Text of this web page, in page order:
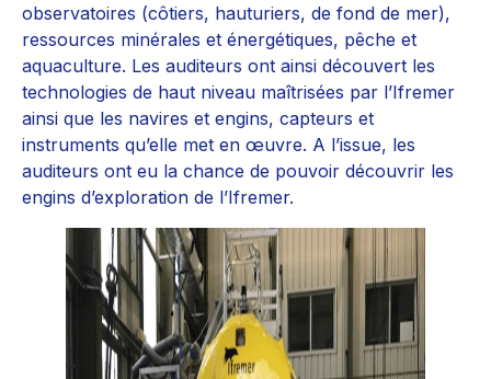
observatoires (côtiers, hauturiers, de fond de mer),
ressources minérales et énergétiques, pêche et
aquaculture. Les auditeurs ont ainsi découvert les
technologies de haut niveau maîtrisées par l’Ifremer
ainsi que les navires et engins, capteurs et
instruments qu’elle met en œuvre. A l’issue, les
auditeurs ont eu la chance de pouvoir découvrir les
engins d’exploration de l’Ifremer.